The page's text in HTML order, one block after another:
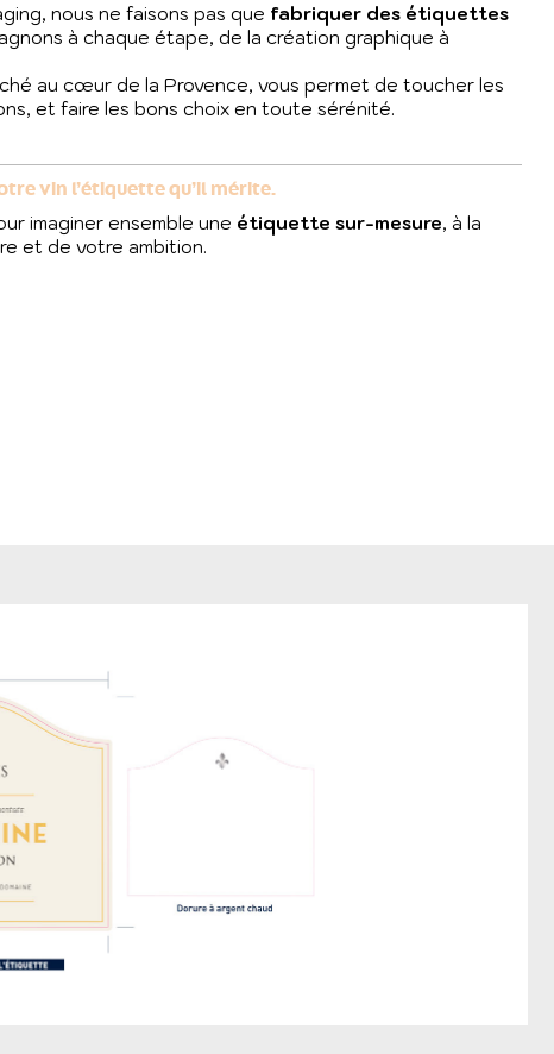
nous ne faisons pas que fabriquer des étiquettes
à chaque étape, de la création graphique à
au cœur de la Provence, vous permet de toucher les
et faire les bons choix en toute sérénité.
vin l’étiquette qu’il mérite.
imaginer ensemble une étiquette sur-mesure, à la
et de votre ambition.